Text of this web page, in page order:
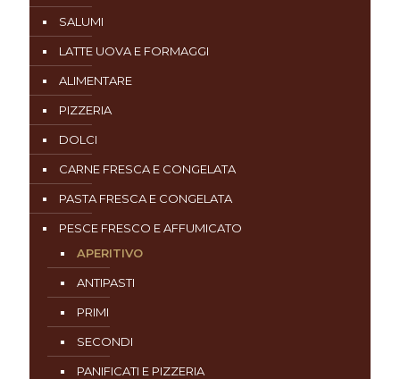
SALUMI
LATTE UOVA E FORMAGGI
ALIMENTARE
PIZZERIA
DOLCI
CARNE FRESCA E CONGELATA
PASTA FRESCA E CONGELATA
PESCE FRESCO E AFFUMICATO
APERITIVO
ANTIPASTI
PRIMI
SECONDI
PANIFICATI E PIZZERIA